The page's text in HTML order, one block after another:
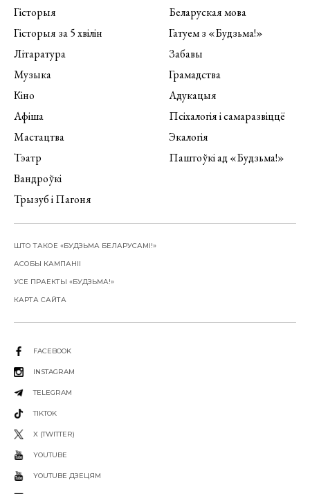
Гісторыя
Гісторыя за 5 хвілін
Літаратура
Музыка
Кіно
Афіша
Мастацтва
Тэатр
Вандроўкі
Трызуб і Пагоня
Беларуская мова
Гатуем з «Будзьма!»
Забавы
Грамадства
Адукацыя
Псіхалогія і самаразвіццё
Экалогія
Паштоўкі ад «Будзьма!»
ШТО ТАКОЕ «БУДЗЬМА БЕЛАРУСАМІ!»
АСОБЫ КАМПАНІІ
УСЕ ПРАЕКТЫ «БУДЗЬМА!»
КАРТА САЙТА
FACEBOOK
INSTAGRAM
TELEGRAM
TIKTOK
X (TWITTER)
YOUTUBE
YOUTUBE ДЗЕЦЯМ